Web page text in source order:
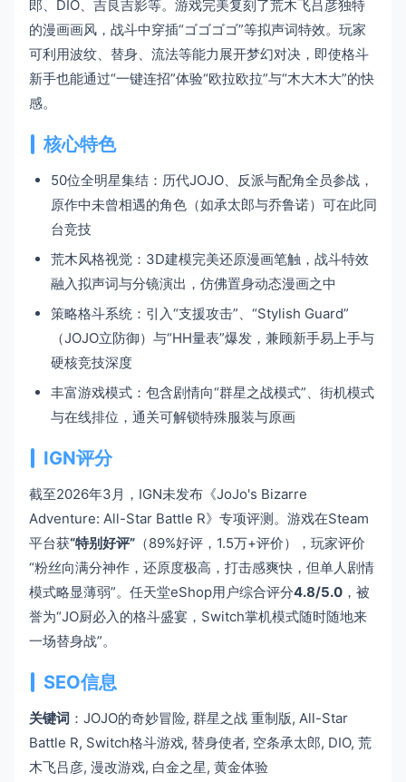
郎、DIO、吉良吉影等。游戏完美复刻了荒木飞吕彦独特
的漫画画风，战斗中穿插“ゴゴゴゴ”等拟声词特效。玩家
可利用波纹、替身、流法等能力展开梦幻对决，即使格斗
新手也能通过“一键连招”体验“欧拉欧拉”与“木大木大”的快
感。
核心特色
50位全明星集结：历代JOJO、反派与配角全员参战，
原作中未曾相遇的角色（如承太郎与乔鲁诺）可在此同
台竞技
荒木风格视觉：3D建模完美还原漫画笔触，战斗特效
融入拟声词与分镜演出，仿佛置身动态漫画之中
策略格斗系统：引入“支援攻击”、“Stylish Guard”
（JOJO立防御）与“HH量表”爆发，兼顾新手易上手与
硬核竞技深度
丰富游戏模式：包含剧情向“群星之战模式”、街机模式
与在线排位，通关可解锁特殊服装与原画
IGN评分
截至2026年3月，IGN未发布《JoJo's Bizarre
Adventure: All-Star Battle R》专项评测。游戏在Steam
平台获“特别好评” （89%好评，1.5万+评价），玩家评价
“粉丝向满分神作，还原度极高，打击感爽快，但单人剧情
模式略显薄弱”。任天堂eShop用户综合评分4.8/5.0 ，被
誉为“JO厨必入的格斗盛宴，Switch掌机模式随时随地来
一场替身战”。
SEO信息
关键词 ：JOJO的奇妙冒险, 群星之战 重制版, All-Star
Battle R, Switch格斗游戏, 替身使者, 空条承太郎, DIO, 荒
木飞吕彦, 漫改游戏, 白金之星, 黄金体验